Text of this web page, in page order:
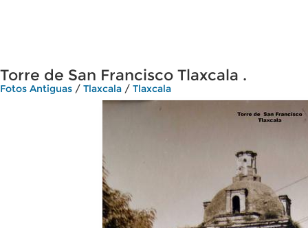
Torre de San Francisco Tlaxcala .
Fotos Antiguas / Tlaxcala / Tlaxcala